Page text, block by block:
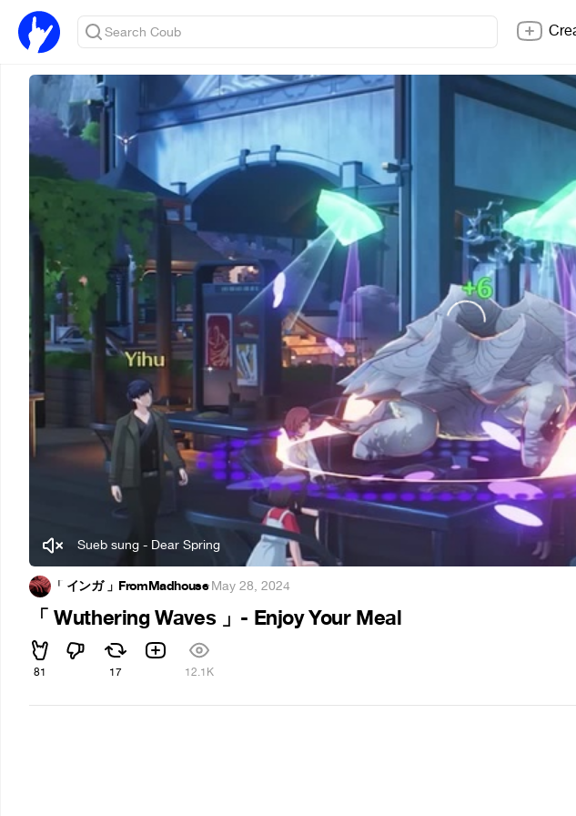
Sueb sung - Dear Spring
「 インガ 」FromMadhouse·May 28, 2024
「 Wuthering Waves 」- Enjoy Your Meal
81 17 12.1K